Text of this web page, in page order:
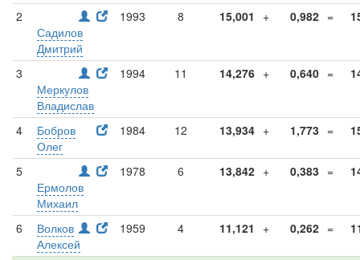
2
Садилов
Дмитрий
1993 8 15,001 + 0,982 =
3
Меркулов
Владислав
1994 11 14,276 + 0,640 =
4
Бобров
Олег
1984 12 13,934 + 1,773 =
5
Ермолов
Михаил
1978 6 13,842 + 0,383 =
6
Волков
Алексей
1959 4 11,121 + 0,262 =